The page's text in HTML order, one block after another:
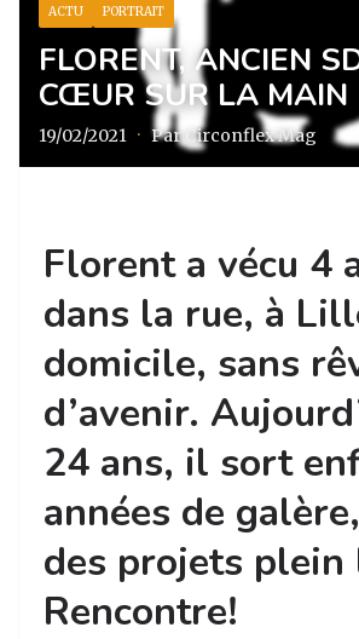
ACTU PORTRAIT
FLORENT, ANCIEN
CŒUR SUR LA MAIN
19/02/2021 · Par Circonflex Mag
Florent a vécu 4
dans la rue, à
domicile, sans
d’avenir.
24 ans, il sort
années de
des projets plein
Rencontre!